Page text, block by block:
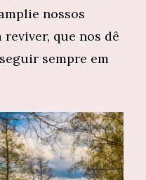
nossos
que nos dê
sempre em